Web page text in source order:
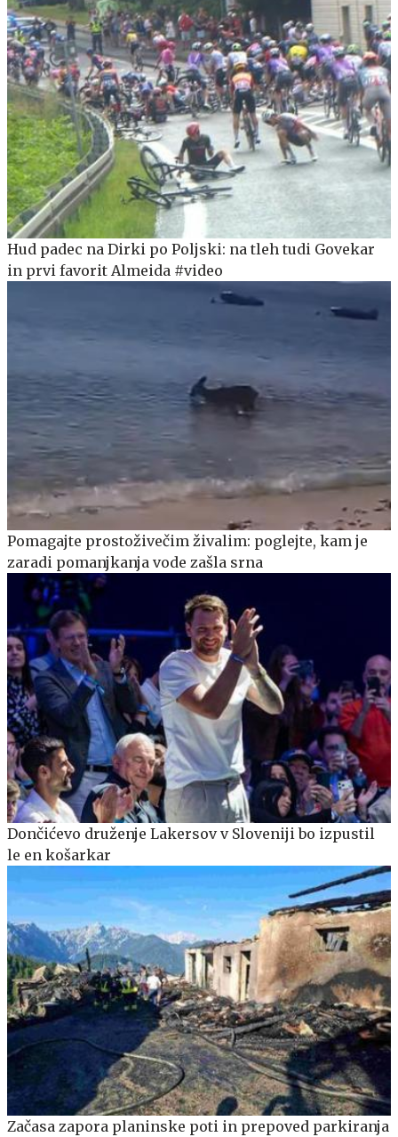
Hud padec na Dirki po Poljski: na tleh tudi Govekar
in prvi favorit Almeida #video
Pomagajte prostoživečim živalim: poglejte, kam je
zaradi pomanjkanja vode zašla srna
Dončićevo druženje Lakersov v Sloveniji bo izpustil
le en košarkar
Začasa zapora planinske poti in prepoved parkiranja